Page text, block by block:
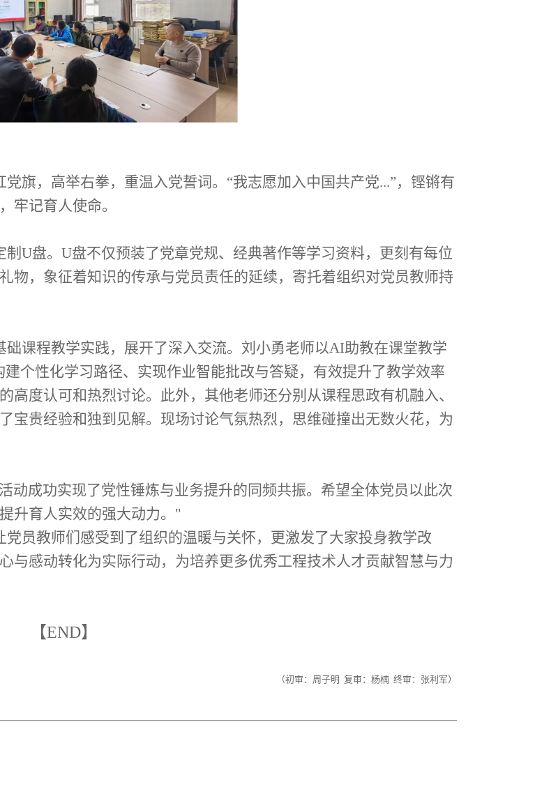
旗，高举右拳，重温入党誓词。“我志愿加入中国共产党...”，铿锵有
牢记育人使命。
U盘。U盘不仅预装了党章党规、经典著作等学习资料，更刻有每位
物，象征着知识的传承与党员责任的延续，寄托着组织对党员教师持
课程教学实践，展开了深入交流。刘小勇老师以AI助教在课堂教学
个性化学习路径、实现作业智能批改与答疑，有效提升了教学效率
度认可和热烈讨论。此外，其他老师还分别从课程思政有机融入、
宝贵经验和独到见解。现场讨论气氛热烈，思维碰撞出无数火花，为
动成功实现了党性锤炼与业务提升的同频共振。希望全体党员以此次
升育人实效的强大动力。"
员教师们感受到了组织的温暖与关怀，更激发了大家投身教学改
与感动转化为实际行动，为培养更多优秀工程技术人才贡献智慧与力
【END】
（初审：周子明 复审：杨楠 终审：张利军）